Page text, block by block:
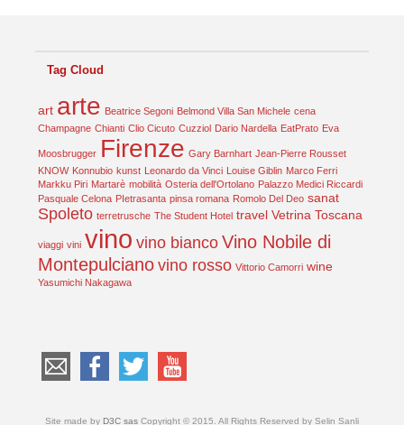
Tag Cloud
art arte Beatrice Segoni Belmond Villa San Michele cena
Champagne Chianti Clio Cicuto Cuzziol Dario Nardella EatPrato Eva
Moosbrugger Firenze Gary Barnhart Jean-Pierre Rousset
KNOW Konnubio kunst Leonardo da Vinci Louise Giblin Marco Ferri
Markku Piri Martarè mobilità Osteria dell'Ortolano Palazzo Medici Riccardi
Pasquale Celona PIetrasanta pinsa romana Romolo Del Deo sanat
Spoleto terretrusche The Student Hotel travel Vetrina Toscana
viaggi vini vino vino bianco Vino Nobile di
Montepulciano vino rosso Vittorio Camorri wine
Yasumichi Nakagawa
Site made by D3C sas Copyright © 2015. All Rights Reserved by Selin Sanli